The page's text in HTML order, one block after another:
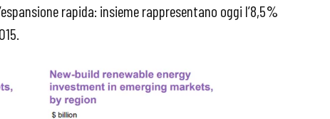
rapida: insieme rappresentano oggi l’8,5%